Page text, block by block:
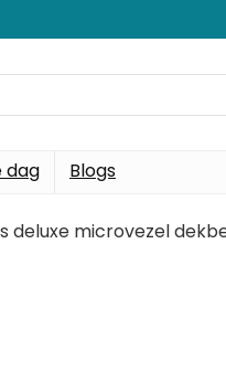
dag Blogs
deluxe microvezel